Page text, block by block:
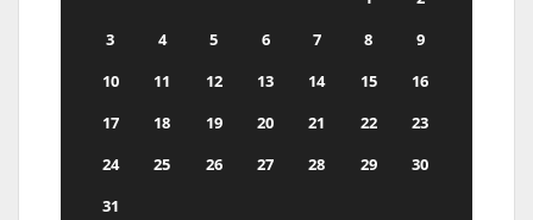
3
4 5 6 7 8
9
10
11 12 13 14 15
16
17
18 19 20 21 22
23
24
25 26 27 28 29
30
31